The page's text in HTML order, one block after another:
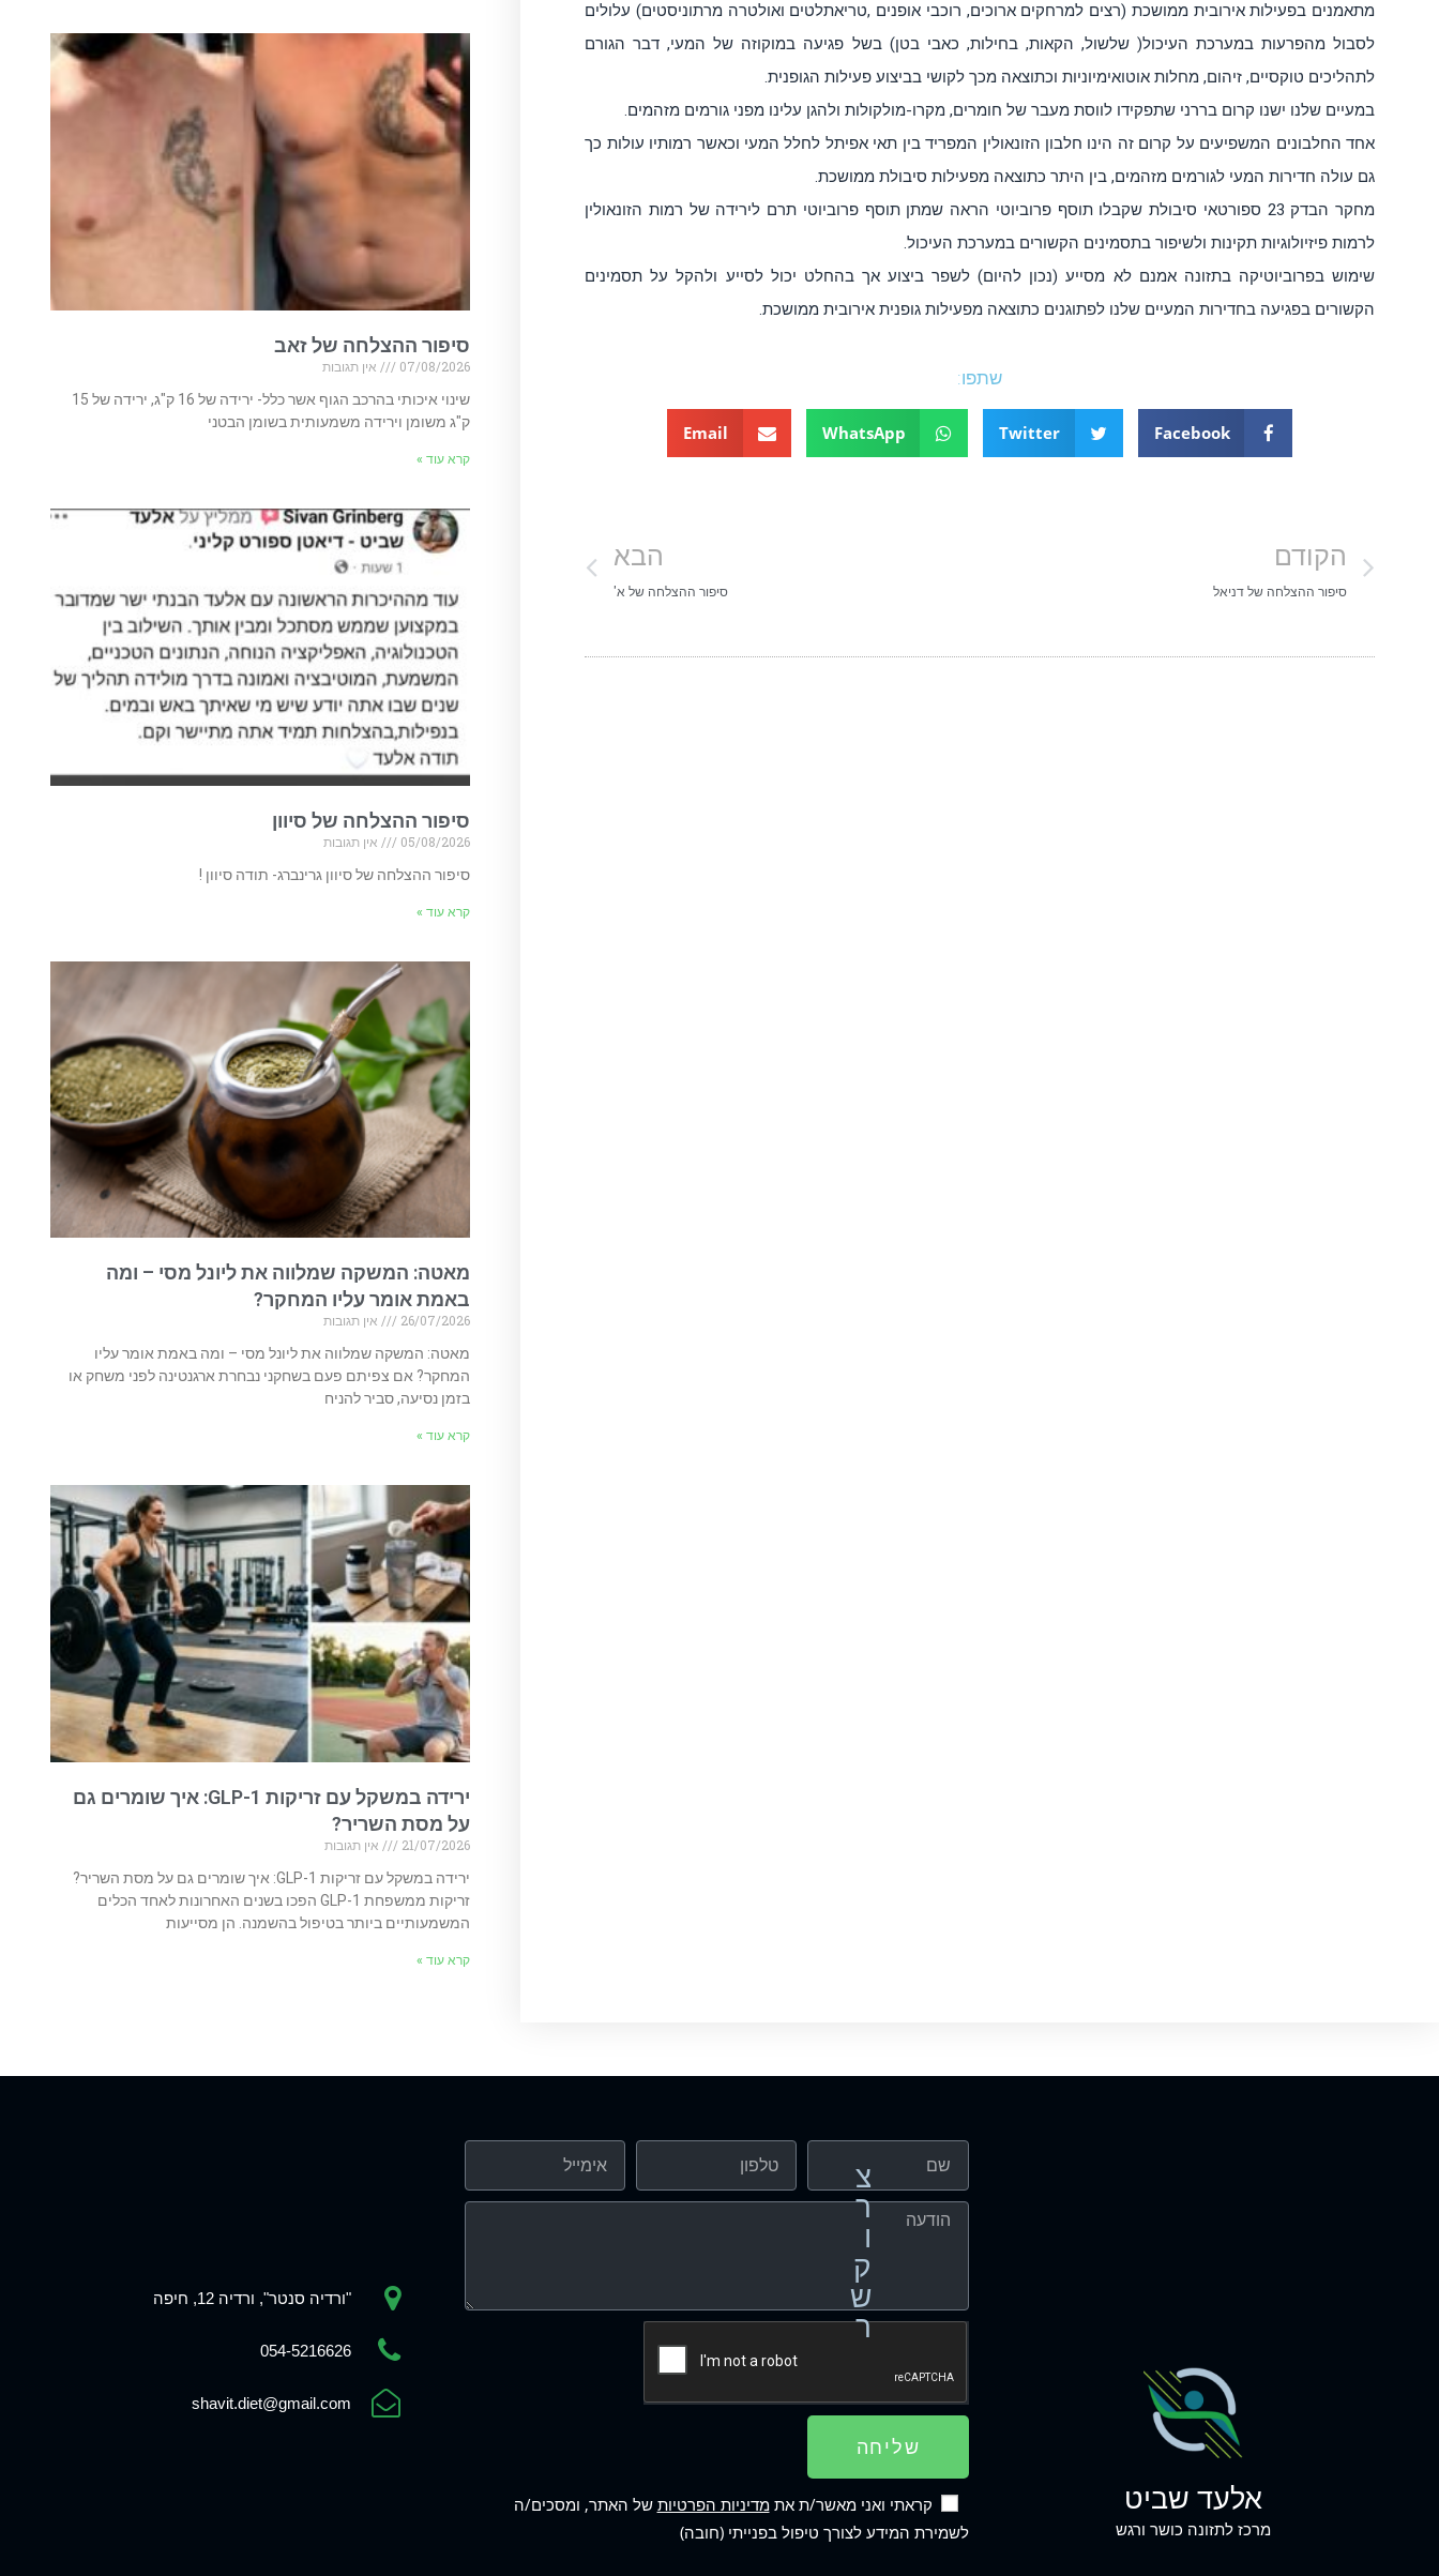
מתאמנים בפעילות אירובית ממושכת (רצים למרחקים ארוכים, רוכבי אופנים ,טריאתלטים ואולטרה מרתוניסטים) עלולים
לסבול מהפרעות במערכת העיכול( שלשול, הקאות, בחילות, כאבי בטן) בשל פגיעה במוקוזה של המעי, דבר הגורם
לתהליכים טוקסיים, זיהום, מחלות אוטואימיוניות וכתוצאה מכך לקושי בביצוע פעילות הגופנית.
במעיים שלנו ישנו קרום בררני שתפקידו לווסת מעבר של חומרים, מקרו-מולקולות ולהגן עלינו מפני גורמים מזהמים.
אחד החלבונים המשפיעים על קרום זה הינו חלבון הזונאולין המפריד בין תאי אפיתל לחלל המעי וכאשר רמותיו עולות כך
גם עולה חדירות המעי לגורמים מזהמים, בין היתר כתוצאה מפעילות סיבולת ממושכת.
מחקר הבדק 23 ספורטאי סיבולת שקבלו תוסף פרוביוטי הראה שמתן תוסף פרוביוטי תרם לירידה של רמות הזונאולין
לרמות פיזיולוגיות תקינות ולשיפור בתסמינים הקשורים במערכת העיכול.
שימוש בפרוביוטיקה בתזונה אמנם לא מסייע (נכון להיום) לשפר ביצוע אך בהחלט יכול לסייע ולהקל על תסמינים
הקשורים בפגיעה בחדירות המעיים שלנו לפתוגנים כתוצאה מפעילות גופנית אירובית ממושכת.
שתפו:
Facebook
Twitter
WhatsApp
Email
הקודם
סיפור ההצלחה של דניאל
הבא
סיפור ההצלחה של א'
סיפור ההצלחה של זאב
07/08/2026
אין תגובות
שינוי איכותי בהרכב הגוף אשר כלל- ירידה של 16 ק"ג, ירידה של 15
ק"ג משומן וירידה משמעותית בשומן הבטני
קרא עוד »
סיפור ההצלחה של סיוון
05/08/2026
אין תגובות
סיפור ההצלחה של סיוון גרינברג- תודה סיוון !
קרא עוד »
מאטה: המשקה שמלווה את ליונל מסי – ומה
באמת אומר עליו המחקר?
26/07/2026
אין תגובות
מאטה: המשקה שמלווה את ליונל מסי – ומה באמת אומר עליו
המחקר? אם צפיתם פעם בשחקני נבחרת ארגנטינה לפני משחק או
בזמן נסיעה, סביר להניח
קרא עוד »
ירידה במשקל עם זריקות GLP-1: איך שומרים גם
על מסת השריר?
21/07/2026
אין תגובות
ירידה במשקל עם זריקות GLP-1: איך שומרים גם על מסת השריר?
זריקות ממשפחת GLP-1 הפכו בשנים האחרונות לאחד הכלים
המשמעותיים ביותר בטיפול בהשמנה. הן מסייעות
קרא עוד »
צ
ר
ו
ק
ש
ר
אלעד שביט
מרכז לתזונה כושר ורגש
שליחה
קראתי ואני מאשר/ת אתמדיניות הפרטיות של האתר, ומסכים/ה
לשמירת המידע לצורך טיפול בפנייתי (חובה)
"ורדיה סנטר", ורדיה 12, חיפה
054-5216626
shavit.diet@gmail.com